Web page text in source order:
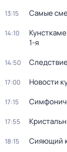
13:15 Самые
14:10
1-я
14:50
17:00 Новости
17:15
17:55
18:15 Сияющий